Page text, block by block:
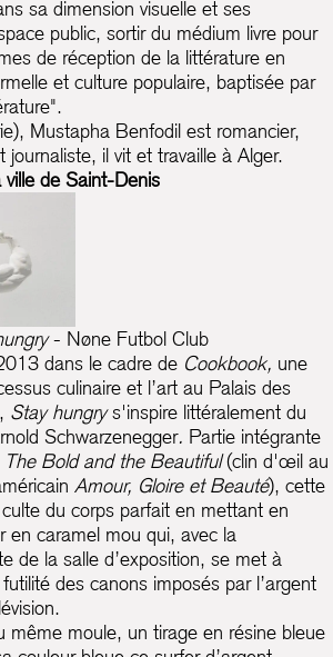
sa dimension visuelle et ses
public, sortir du médium livre pour
de réception de la littérature en
et culture populaire, baptisée par
Mustapha Benfodil est romancier,
il vit et travaille à Alger.
de Saint-Denis
- Nøne Futbol Club
dans le cadre de Cookbook, une
culinaire et l’art au Palais des
Stay hungrys'inspire littéralement du
Schwarzenegger. Partie intégrante
The Bold and the Beautiful(clin d'œil au
Amour, Gloire et Beauté), cette
du corps parfait en mettant en
en caramel mou qui, avec la
de la salle d’exposition, se met à
des canons imposés par l’argent
même moule, un tirage en résine bleue